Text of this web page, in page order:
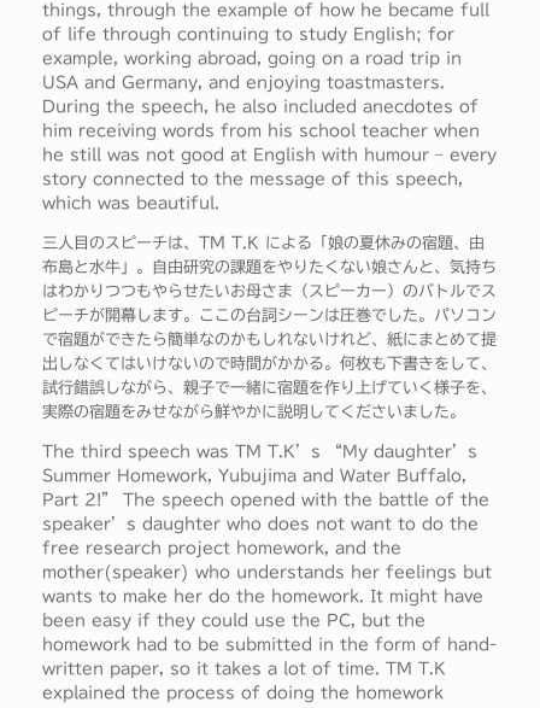
things, through the example of how he became full
of life through continuing to study English; for
example, working abroad, going on a road trip in
USA and Germany, and enjoying toastmasters.
During the speech, he also included anecdotes of
him receiving words from his school teacher when
he still was not good at English with humour – every
story connected to the message of this speech,
which was beautiful.
三人目のスピーチは、TM T.K による「娘の夏休みの宿題、由
布島と水牛」。自由研究の課題をやりたくない娘さんと、気持ち
はわかりつつもやらせたいお母さま（スピーカー）のバトルでス
ピーチが開幕します。ここの台詞シーンは圧巻でした。パソコン
で宿題ができたら簡単なのかもしれないけれど、紙にまとめて提
出しなくてはいけないので時間がかかる。何枚も下書きをして、
試行錯誤しながら、親子で一緒に宿題を作り上げていく様子を、
実際の宿題をみせながら鮮やかに説明してくださいました。
The third speech was TM T.K’s “My daughter’s
Summer Homework, Yubujima and Water Buffalo,
Part 2!” The speech opened with the battle of the
speaker’s daughter who does not want to do the
free research project homework, and the
mother(speaker) who understands her feelings but
wants to make her do the homework. It might have
been easy if they could use the PC, but the
homework had to be submitted in the form of hand-
written paper, so it takes a lot of time. TM T.K
explained the process of doing the homework